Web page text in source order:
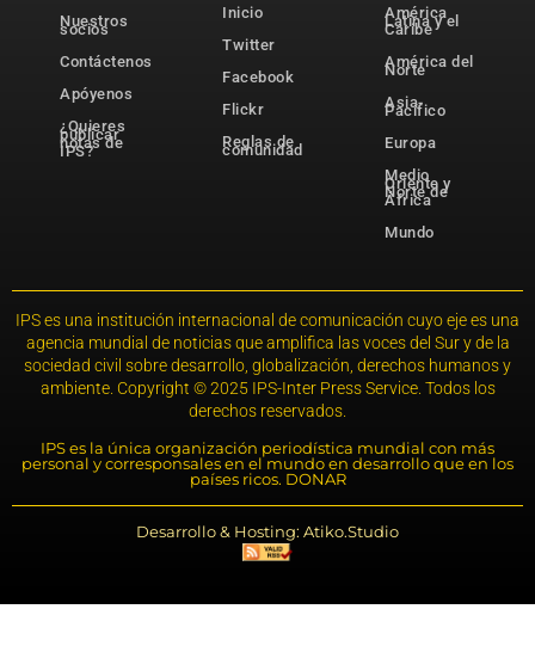
Nuestros
socios
Contáctenos
Apóyenos
¿Quieres
publicar
notas de
IPS?
Inicio
Twitter
Facebook
Flickr
Reglas de
comunidad
América
Latina y el
Caribe
América del
Norte
Asia-
Pacífico
Europa
Medio
Oriente y
Norte de
África
Mundo
IPS es una institución internacional de comunicación cuyo eje es una
agencia mundial de noticias que amplifica las voces del Sur y de la
sociedad civil sobre desarrollo, globalización, derechos humanos y
ambiente. Copyright © 2025 IPS-Inter Press Service. Todos los
derechos reservados.
IPS es la única organización periodística mundial con más
personal y corresponsales en el mundo en desarrollo que en los
países ricos. DONAR
Desarrollo & Hosting: Atiko.Studio